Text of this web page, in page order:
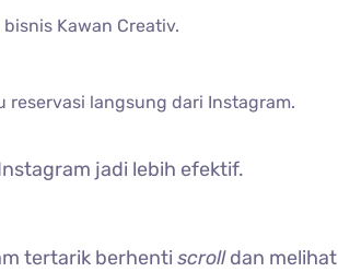
Kawan Creativ.
reservasi langsung dari Instagram.
jadi lebih efektif.
tertarik berhenti scrolldan melihat